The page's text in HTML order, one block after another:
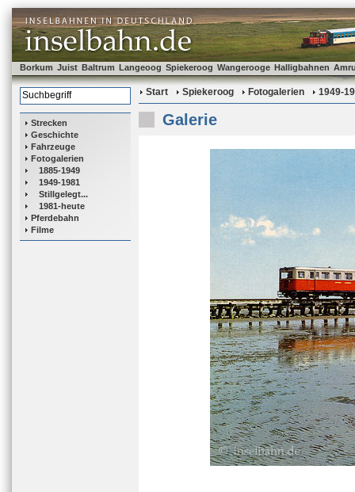
Borkum Juist Baltrum Langeoog Spiekeroog Wangerooge Halligbahnen
Strecken
Geschichte
Fahrzeuge
Fotogalerien
1885-1949
1949-1981
Stillgelegt...
1981-heute
Pferdebahn
Filme
Start Spiekeroog Fotogalerien 1949-
Galerie